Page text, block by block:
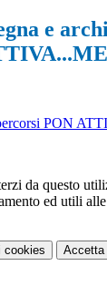
e
PON
da questo
ed utili
cookies Accetta